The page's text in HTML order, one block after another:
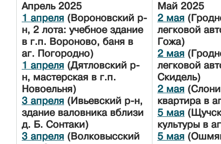
Апрель 2025
1 апреля (Вороновский р-
н, 2 лота: учебное здание
в г.п. Вороново, баня в
аг. Погородно)
1 апреля (Дятловский р-
н, мастерская в г.п.
Новоельня)
3 апреля (Ивьевский р-н,
здание валовника вблизи
д. Б. Сонтаки)
3 апреля (Волковысский
Май 2025
2 мая
легковой
Гожа)
2 мая
легковой
Скидель)
2 мая
квартира в
5 мая
культуры в
5 мая